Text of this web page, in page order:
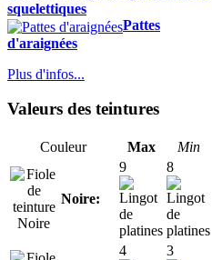
squelettiques
Pattes
d'araignées
Plus d'infos...
Valeurs des teintures
Couleur Max Min
Noire:
9 8
4 3